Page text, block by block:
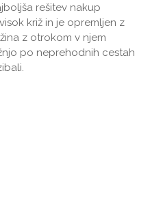
rešitev nakup
križ in je opremljen z
z otrokom v njem
po neprehodnih cestah